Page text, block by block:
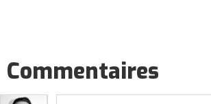
Commentaires